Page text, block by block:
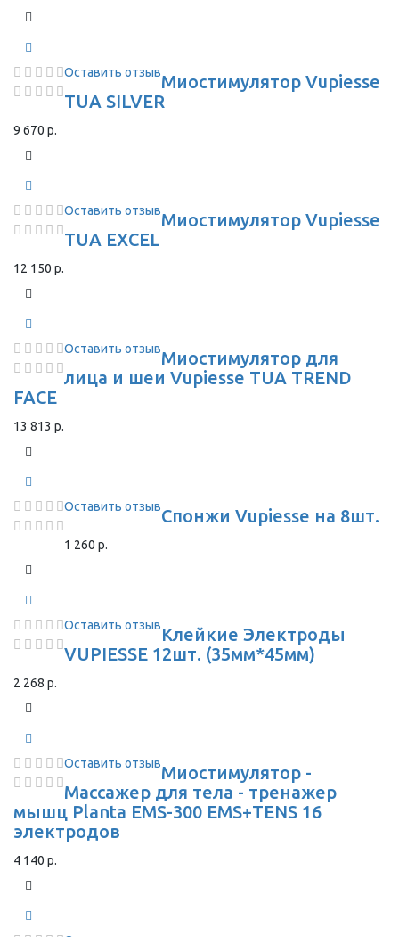
Оставить отзывМиостимулятор Vupiesse
TUA SILVER
9 670 р.
Оставить отзывМиостимулятор Vupiesse
TUA EXCEL
12 150 р.
Оставить отзывМиостимулятор для
лица и шеи Vupiesse TUA TREND
FACE
13 813 р.
Оставить отзывСпонжи Vupiesse на 8шт.
1 260 р.
Оставить отзывКлейкие Электроды
VUPIESSE 12шт. (35мм*45мм)
2 268 р.
Оставить отзывМиостимулятор -
Массажер для тела - тренажер
мышц Planta EMS-300 EMS+TENS 16
электродов
4 140 р.